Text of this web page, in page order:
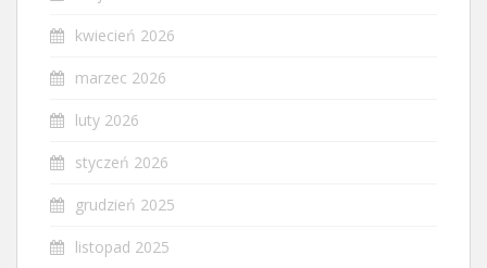
kwiecień 2026
marzec 2026
luty 2026
styczeń 2026
grudzień 2025
listopad 2025